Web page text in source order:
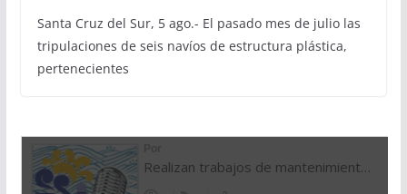
Santa Cruz del Sur, 5 ago.- El pasado mes de julio las
tripulaciones de seis navíos de estructura plástica,
pertenecientes